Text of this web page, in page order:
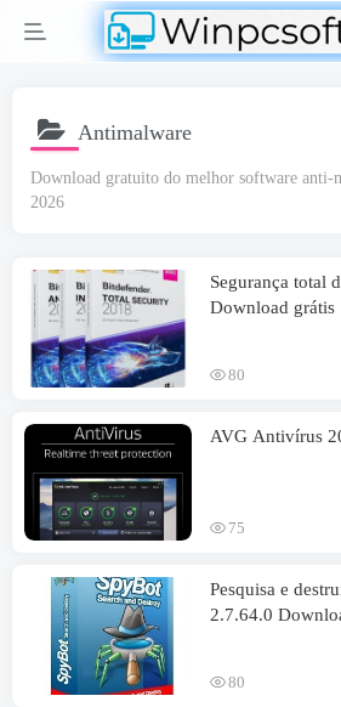
Antimalware
Download gratuito do melhor software anti-
2026
Segurança total
Download grátis
80
AVG Antivírus
75
Pesquisa e
2.7.64.0
80